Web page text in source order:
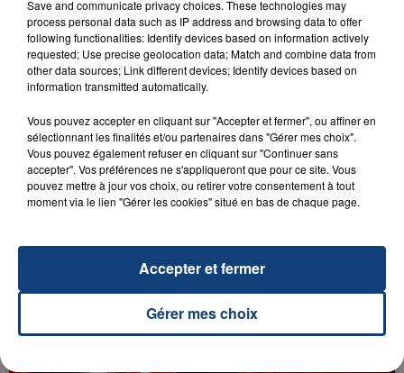
Be My Valentine
THEODORA
FIL D'ACTU
Save and communicate privacy choices. These technologies may
process personal data such as IP address and browsing data to offer
following functionalities: Identify devices based on information actively
requested; Use precise geolocation data; Match and combine data from
other data sources; Link different devices; Identify devices based on
information transmitted automatically.
Vous pouvez accepter en cliquant sur "Accepter et fermer", ou affiner en
sélectionnant les finalités et/ou partenaires dans "Gérer mes choix".
Vous pouvez également refuser en cliquant sur "Continuer sans
accepter". Vos préférences ne s'appliqueront que pour ce site. Vous
pouvez mettre à jour vos choix, ou retirer votre consentement à tout
moment via le lien "Gérer les cookies" situé en bas de chaque page.
Gérer mes choix
Accepter et fermer